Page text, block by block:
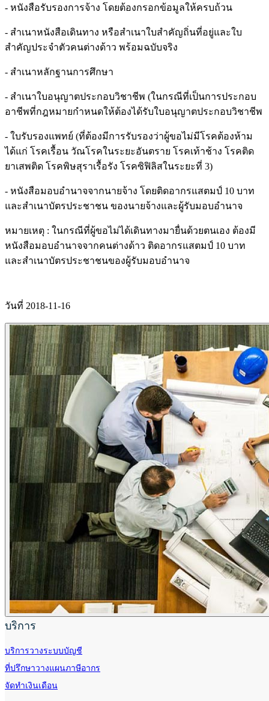
- หนังสือรับรองการจ้าง โดยต้องกรอกข้อมูลให้ครบถ้วน
- สำเนาหนังสือเดินทาง หรือสำเนาใบสำคัญถิ่นที่อยู่และใบ
สำคัญประจำตัวคนต่างด้าว พร้อมฉบับจริง
- สำเนาหลักฐานการศึกษา
- สำเนาใบอนุญาตประกอบวิชาชีพ (ในกรณีที่เป็นการประกอบ
อาชีพที่กฎหมายกำหนดให้ต้องได้รับใบอนุญาตประกอบวิชาชีพ
- ใบรับรองแพทย์ (ที่ต้องมีการรับรองว่าผู้ขอไม่มีโรคต้องห้าม
ได้แก่ โรคเรื้อน วัณโรคในระยะอันตราย โรคเท้าช้าง โรคติด
ยาเสพติด โรคพิษสุราเรื้อรัง โรคซิฟิลิสในระยะที่ 3)
- หนังสือมอบอำนาจจากนายจ้าง โดยติดอากรแสตมป์ 10 บาท
และสำเนาบัตรประชาชน ของนายจ้างและผู้รับมอบอำนาจ
หมายเหตุ : ในกรณีที่ผู้ขอไม่ได้เดินทางมายื่นด้วยตนเอง ต้องมี
หนังสือมอบอำนาจจากคนต่างด้าว ติดอากรแสตมป์ 10 บาท
และสำเนาบัตรประชาชนของผู้รับมอบอำนาจ
วันที่ 2018-11-16
บริการ
บริการวางระบบบัญชี
ที่ปรึกษาวางแผนภาษีอากร
จัดทำเงินเดือน